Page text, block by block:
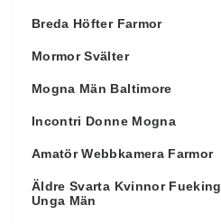
Breda Höfter Farmor
Mormor Svälter
Mogna Män Baltimore
Incontri Donne Mogna
Amatör Webbkamera Farmor
Äldre Svarta Kvinnor Fueking
Unga Män